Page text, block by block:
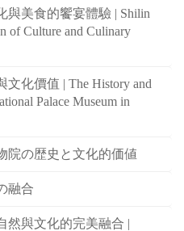
與美食的饗宴體驗 | Shilin
of Culture and Culinary
化價值 | The History and
Palace Museum in
院の歴史と文化的価値
融合
然與文化的完美融合 |